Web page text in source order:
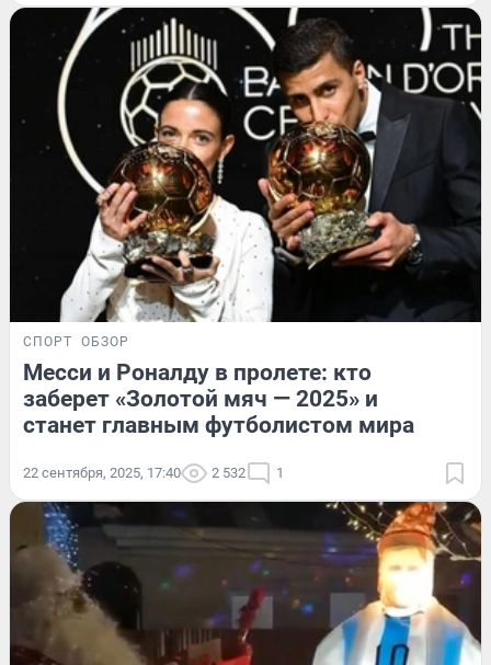
СПОРТ ОБЗОР
Месси и Роналду в пролете: кто
заберет «Золотой мяч — 2025» и
станет главным футболистом мира
22 сентября, 2025, 17:40 2 532 1